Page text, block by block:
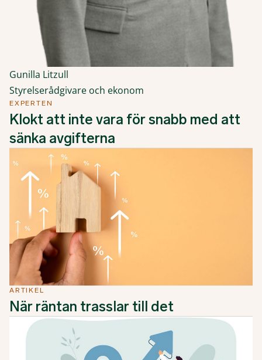
Gunilla Litzull
Styrelserådgivare och ekonom
EXPERTEN
Klokt att inte vara för snabb med att
sänka avgifterna
ARTIKEL
När räntan trasslar till det